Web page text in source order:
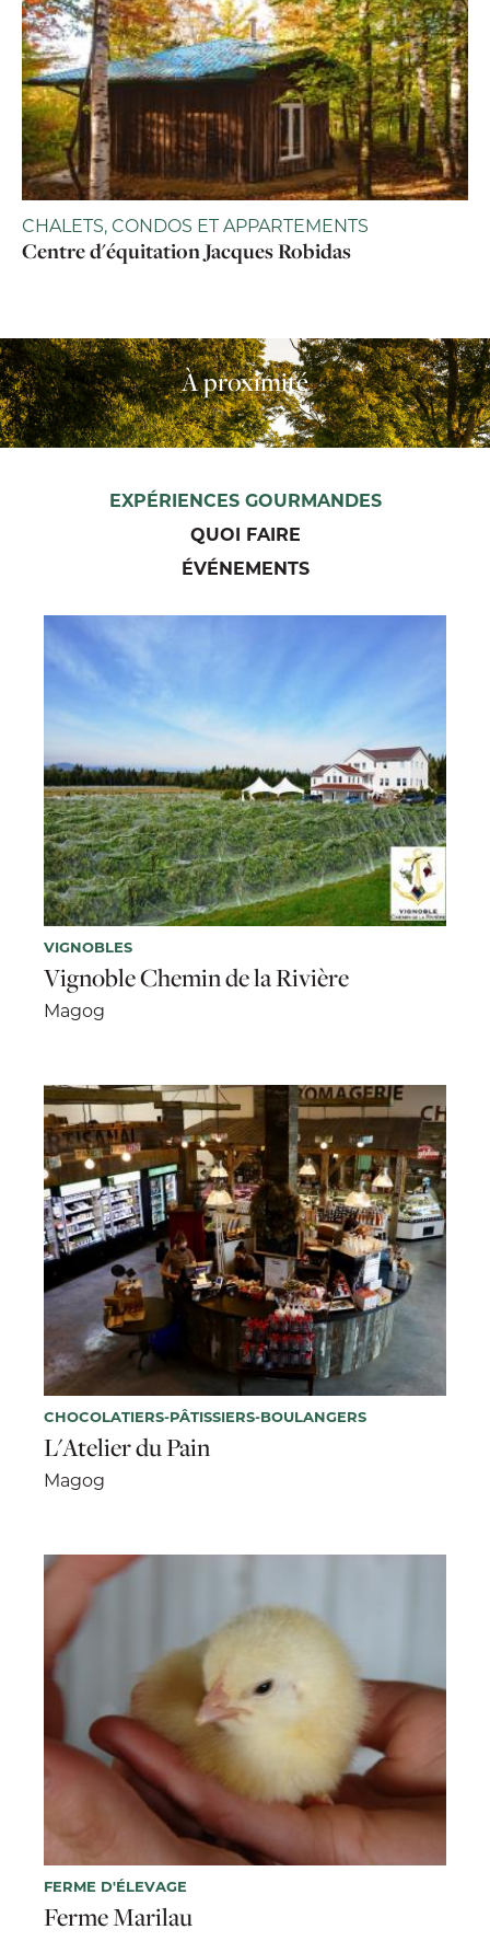
CHALETS, CONDOS ET APPARTEMENTS
Centre d'équitation Jacques Robidas
À proximité
EXPÉRIENCES GOURMANDES
QUOI FAIRE
ÉVÉNEMENTS
VIGNOBLES
Vignoble Chemin de la Rivière
Magog
CHOCOLATIERS-PÂTISSIERS-BOULANGERS
L'Atelier du Pain
Magog
FERME D'ÉLEVAGE
Ferme Marilau